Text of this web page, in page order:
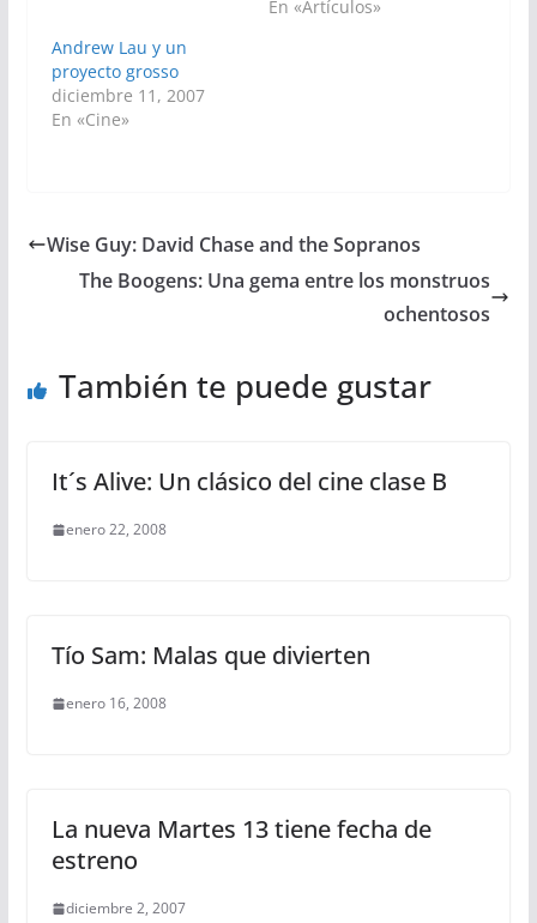
En «Artículos»
Andrew Lau y un
proyecto grosso
diciembre 11, 2007
En «Cine»
Wise Guy: David Chase and the Sopranos
The Boogens: Una gema entre los monstruos
ochentosos
También te puede gustar
It´s Alive: Un clásico del cine clase B
enero 22, 2008
Tío Sam: Malas que divierten
enero 16, 2008
La nueva Martes 13 tiene fecha de
estreno
diciembre 2, 2007